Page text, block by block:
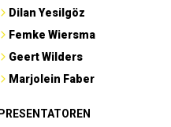
Dilan Yesilgöz
Femke Wiersma
Geert Wilders
Marjolein Faber
PRESENTATOREN